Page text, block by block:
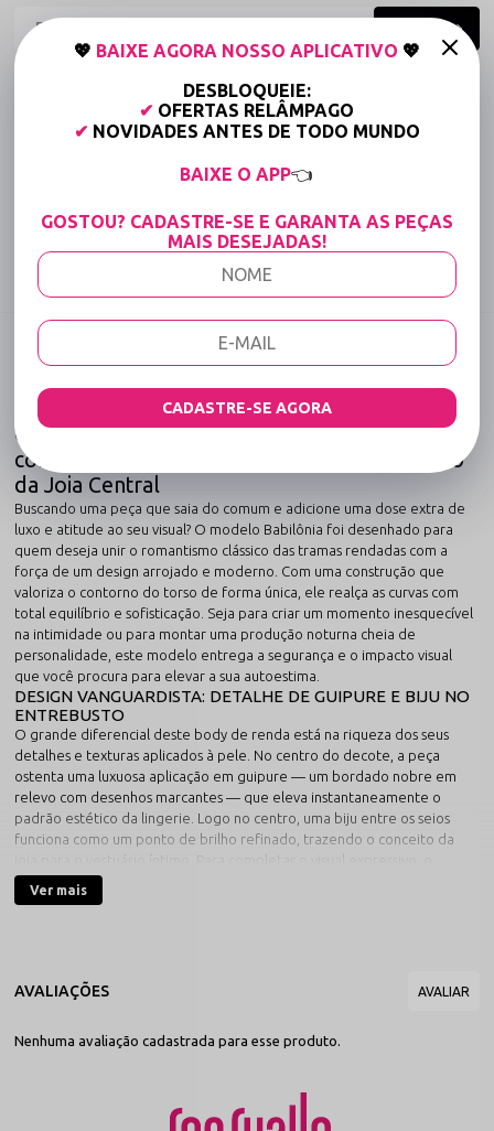
Frete grátis a partir de R$149,90 (Varejo)*
Até 6x Sem Juros (Varejo)
Tabela de medidas
Compartilhe:
DESCRIÇÃO COMPLETA
Body em Renda com Guipure e Biju Babilônia:
O Impacto Visual do Recorte Frontal Vazado
com a Riqueza do Bordado Guipure e o Brilho
da Joia Central
Buscando uma peça que saia do comum e adicione uma dose extra de
luxo e atitude ao seu visual? O modelo Babilônia foi desenhado para
quem deseja unir o romantismo clássico das tramas rendadas com a
força de um design arrojado e moderno. Com uma construção que
valoriza o contorno do torso de forma única, ele realça as curvas com
total equilíbrio e sofisticação. Seja para criar um momento inesquecível
na intimidade ou para montar uma produção noturna cheia de
personalidade, este modelo entrega a segurança e o impacto visual
que você procura para elevar a sua autoestima.
DESIGN VANGUARDISTA: DETALHE DE GUIPURE E BIJU NO
ENTREBUSTO
O grande diferencial deste body de renda está na riqueza dos seus
detalhes e texturas aplicados à pele. No centro do decote, a peça
ostenta uma luxuosa aplicação em guipure — um bordado nobre em
relevo com desenhos marcantes — que eleva instantaneamente o
padrão estético da lingerie. Logo no centro, uma biju entre os seios
funciona como um ponto de brilho refinado, trazendo o conceito da
joia para o vestuário íntimo. Para completar o visual expressivo, o
modelo traz um design com a barriga à mostra, apresentando um
recorte vazado estratégico na região frontal que redesenha a silhueta
Desenvolvido para oferecer um encaixe confortável e anatomicamente
perfeito, o body valoriza as linhas naturais do corpo:
sem aros de metal, acomodando os seios com total leveza,
delta de cintura alta, que ajuda a alongar visualmente o corpo e
Ver mais
Nenhuma avaliação cadastrada para esse produto.
💖 BAIXE AGORA NOSSO APLICATIVO 💖
DESBLOQUEIE:
✔ OFERTAS RELÂMPAGO
✔ NOVIDADES ANTES DE TODO MUNDO
BAIXE O APP👈
GOSTOU? CADASTRE-SE E GARANTA AS PEÇAS
MAIS DESEJADAS!
CADASTRE-SE AGORA